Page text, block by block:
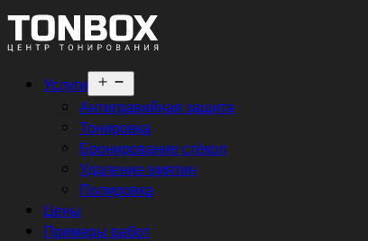
Услуги
меню
Антигравийная защита
Тонировка
Бронирование стёкол
Удаление вмятин
Полировка
Цены
Примеры работ